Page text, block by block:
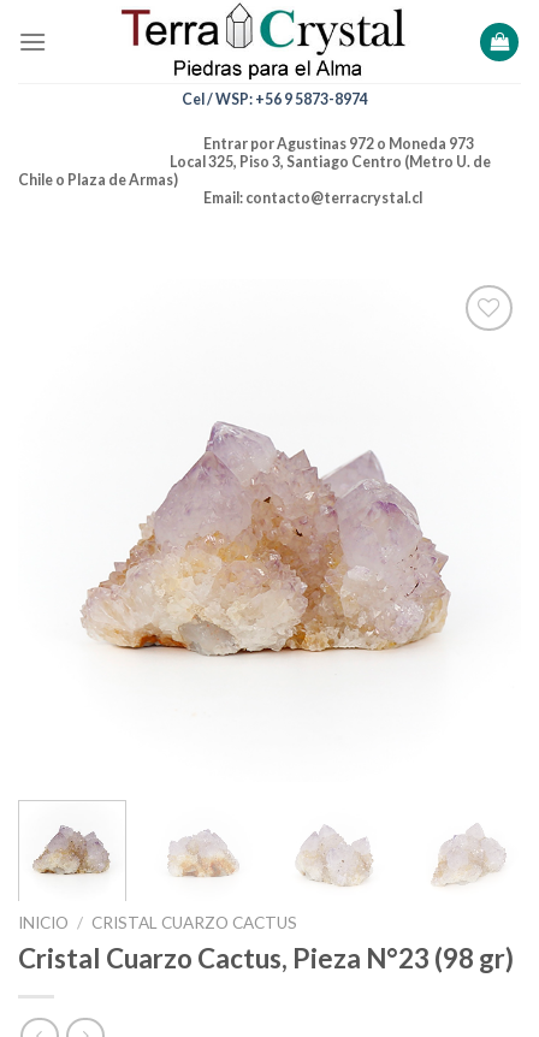
Cel / WSP: +56 9 5873-8974
Entrar por Agustinas 972 o Moneda 973
Local 325, Piso 3, Santiago Centro (Metro U. de
Chile o Plaza de Armas)
Email: contacto@terracrystal.cl
INICIO / CRISTAL CUARZO CACTUS
Cristal Cuarzo Cactus, Pieza N°23 (98 gr)